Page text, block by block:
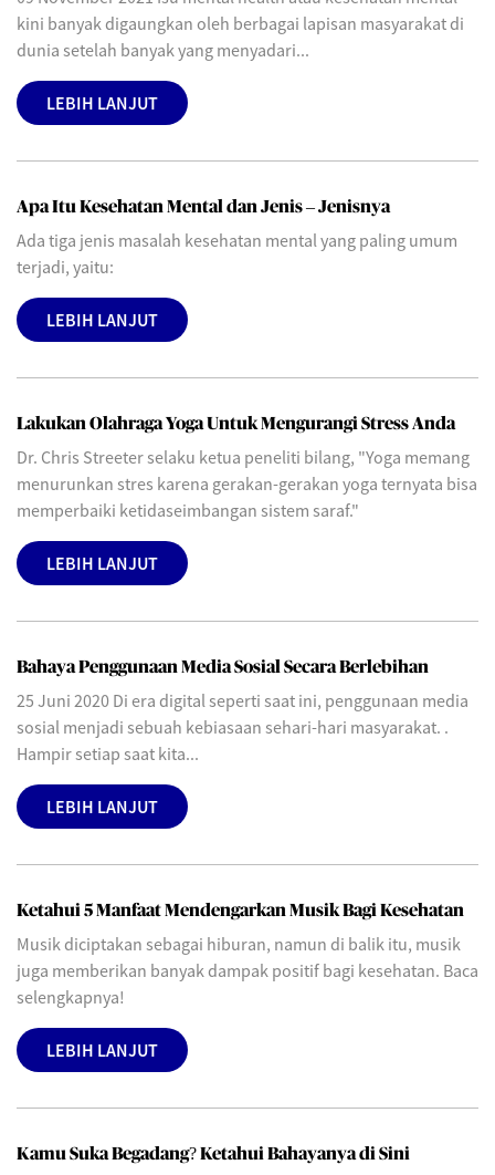
kini banyak digaungkan oleh berbagai lapisan masyarakat di
dunia setelah banyak yang menyadari...
LEBIH LANJUT
Apa Itu Kesehatan Mental dan Jenis – Jenisnya
Ada tiga jenis masalah kesehatan mental yang paling umum
terjadi, yaitu:
LEBIH LANJUT
Lakukan Olahraga Yoga Untuk Mengurangi Stress Anda
Dr. Chris Streeter selaku ketua peneliti bilang, "Yoga memang
menurunkan stres karena gerakan-gerakan yoga ternyata bisa
memperbaiki ketidaseimbangan sistem saraf."
LEBIH LANJUT
Bahaya Penggunaan Media Sosial Secara Berlebihan
25 Juni 2020 Di era digital seperti saat ini, penggunaan media
sosial menjadi sebuah kebiasaan sehari-hari masyarakat. .
Hampir setiap saat kita...
LEBIH LANJUT
Ketahui 5 Manfaat Mendengarkan Musik Bagi Kesehatan
Musik diciptakan sebagai hiburan, namun di balik itu, musik
juga memberikan banyak dampak positif bagi kesehatan. Baca
selengkapnya!
LEBIH LANJUT
Kamu Suka Begadang? Ketahui Bahayanya di Sini